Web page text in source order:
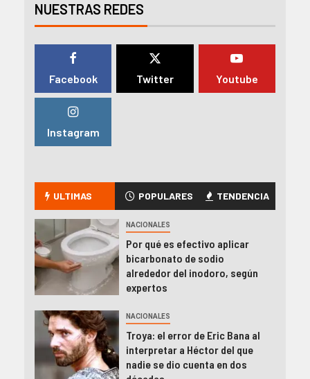
NUESTRAS REDES
Facebook Twitter Youtube
Instagram
ULTIMAS POPULARES TENDENCIA
NACIONALES
Por qué es efectivo aplicar
bicarbonato de sodio
alrededor del inodoro, según
expertos
NACIONALES
Troya: el error de Eric Bana al
interpretar a Héctor del que
nadie se dio cuenta en dos